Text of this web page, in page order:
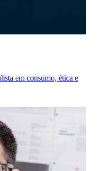
em consumo, ética e